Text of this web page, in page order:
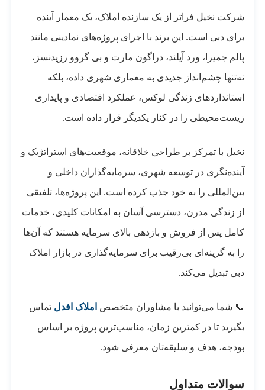
شرکت نخیل فراتر از یک سازنده املاک، یک معمار آینده
برای دبی است. این برند با اجرای پروژه‌های نمادینی مانند
پالم جمیرا، ورد آیلند، دراگون مارت و بی گروو رزیدنسز،
نه‌تنها چشم‌انداز جدیدی به معماری شهری داده، بلکه
استانداردهای زندگی لوکس، عملکرد اقتصادی و پایداری
زیست‌محیطی را در کنار یکدیگر قرار داده است.
نخیل با تمرکز بر طراحی خلاقانه، موقعیت‌های استراتژیک و
آینده‌نگری در توسعه شهری، سرمایه‌گذاران داخلی و
بین‌المللی را به خود جذب کرده است. این پروژه‌ها، تلفیقی
از زندگی مدرن، دسترسی آسان به امکانات کلیدی، خدمات
کامل پس از فروش و بازدهی بالای سرمایه هستند که آن‌ها
را به گزینه‌ای بی‌رقیب برای سرمایه‌گذاری در بازار املاک
دبی تبدیل می‌کند.
📞 شما می‌توانید با مشاوران متخصص املاک افدلتماس
بگیرید تا در کمترین زمان، مناسب‌ترین پروژه بر اساس
بودجه، هدف و سلیقه‌تان معرفی شود.
سوالات متداول